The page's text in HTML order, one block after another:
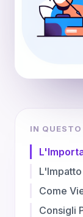
IN
Come
Consigli